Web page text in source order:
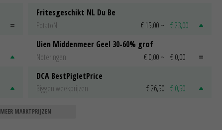
Fritesgeschikt NL Du Be
PotatoNL
€ 15,00 ~ € 23,00
Uien Middenmeer Geel 30-60% grof
Noteringen
€ 0,00 ~ € 0,00
DCA BestPigletPrice
Biggen weekprijzen
€ 26,50 € 0,50
MEER MARKTPRIJZEN